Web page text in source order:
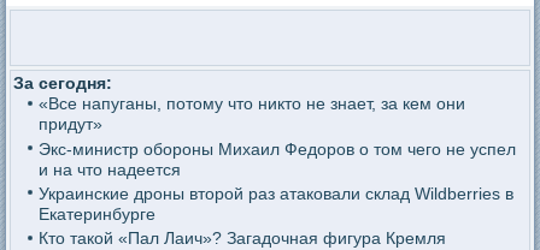
За сегодня:
«Все напуганы, потому что никто не знает, за кем они
придут»
Экс-министр обороны Михаил Федоров о том чего не успел
и на что надеется
Украинские дроны второй раз атаковали склад Wildberries в
Екатеринбурге
Кто такой «Пал Лаич»? Загадочная фигура Кремля